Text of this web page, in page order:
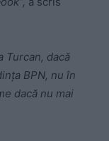
Turcan, dacă
BPN, nu în
dacă nu mai